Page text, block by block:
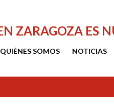
ZARAGOZA ES
QUIÉNES SOMOS NOTICIAS